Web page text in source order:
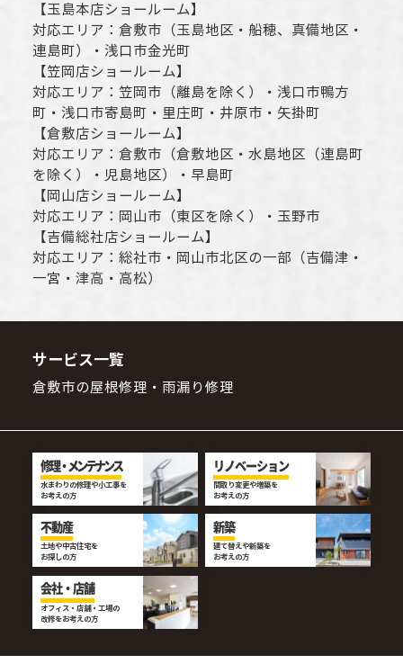
【玉島本店ショールーム】
対応エリア： 倉敷市 （玉島地区・船穂、真備地区・
連島町）・ 浅口市金光町
【笠岡店ショールーム】
対応エリア： 笠岡市（離島を除く） ・ 浅口市鴨方
町・ 浅口市寄島町・里庄町・ 井原市 ・矢掛町
【倉敷店ショールーム】
対応エリア： 倉敷市 （倉敷地区・水島地区（連島町
を除く）・児島地区）・早島町
【岡山店ショールーム】
対応エリア： 岡山市 （東区を除く）・玉野市
【吉備総社店ショールーム】
対応エリア： 総社市 ・ 岡山市北区の一部（吉備津・
一宮・津高・高松）
サービス一覧
倉敷市の屋根修理・雨漏り修理
修理・メンテナンス
水まわりの修理や小工事を
お考えの方
リノベーション
間取り変更や増築を
お考えの方
不動産
土地や中古住宅を
お探しの方
新築
建て替えや新築を
お考えの方
会社・店舗
オフィス・店舗・工場の
改修をお考えの方